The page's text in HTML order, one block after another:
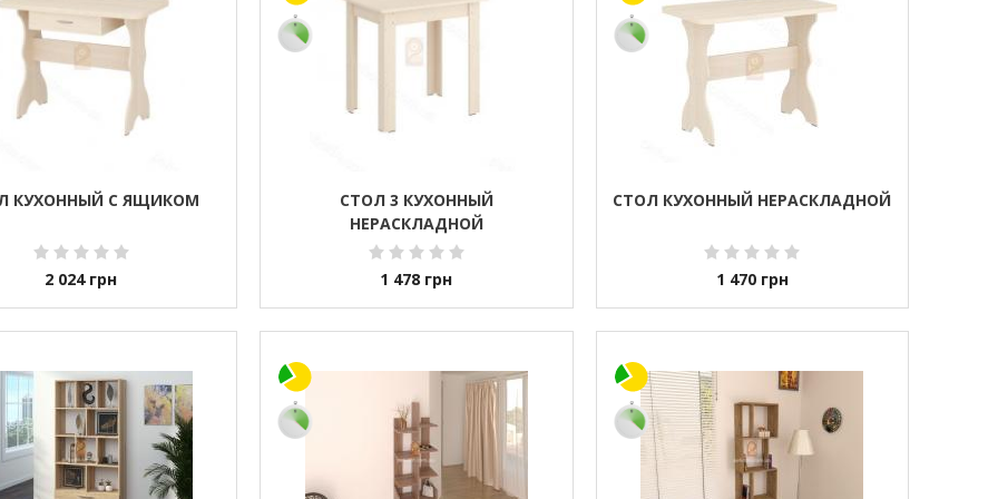
КУХОННЫЙ С ЯЩИКОМ
2 024 грн
СТОЛ 3 КУХОННЫЙ
НЕРАСКЛАДНОЙ
1 478 грн
СТОЛ КУХОННЫЙ НЕРАСКЛАДНОЙ
1 470 грн